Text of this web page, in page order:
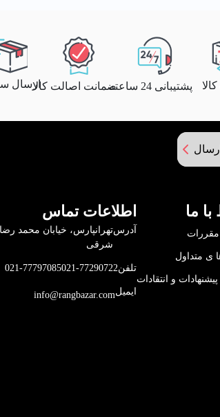
پشتیبانی 24 ساعته ضمانت اصالت کالاارسال
ارسال
با ما
مقررات
ی متداول
و انتقادات
اطلاعات تماس
آدرس
شرقی
تلفن021-77290722
021-77797085
ایمیلinfo@rangbazar.com